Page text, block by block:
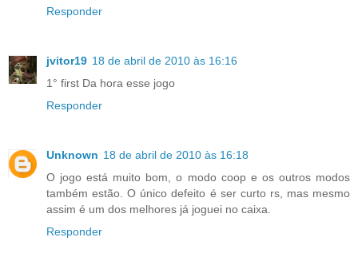
Responder
jvitor19 18 de abril de 2010 às 16:16
1° first Da hora esse jogo
Responder
Unknown 18 de abril de 2010 às 16:18
O jogo está muito bom, o modo coop e os outros modos
também estão. O único defeito é ser curto rs, mas mesmo
assim é um dos melhores já joguei no caixa.
Responder